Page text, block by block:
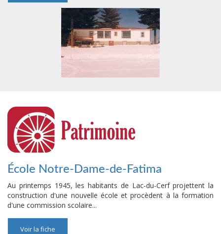
École Notre-Dame-de-Fatima
Au printemps 1945, les habitants de Lac-du-Cerf projettent la
construction d'une nouvelle école et procèdent à la formation
d'une commission scolaire...
Voir la fiche